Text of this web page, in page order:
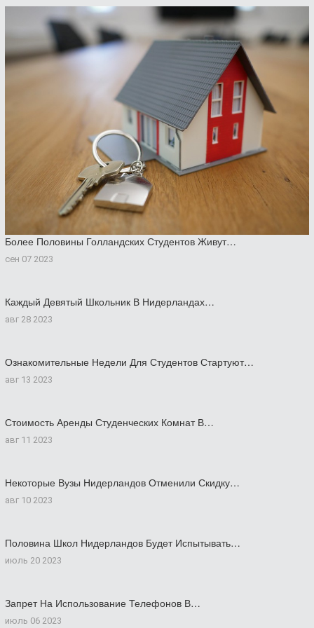
Более Половины Голландских Студентов Живут…
сен 07 2023
Каждый Девятый Школьник В Нидерландах…
авг 28 2023
Ознакомительные Недели Для Студентов Стартуют…
авг 13 2023
Стоимость Аренды Студенческих Комнат В…
авг 11 2023
Некоторые Вузы Нидерландов Отменили Скидку…
авг 10 2023
Половина Школ Нидерландов Будет Испытывать…
июль 20 2023
Запрет На Использование Телефонов В…
июль 06 2023